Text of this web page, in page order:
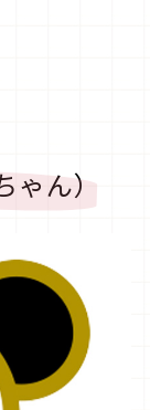
ゃん）